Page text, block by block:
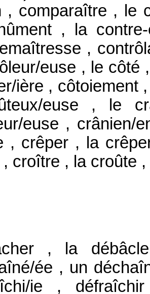
, comparaître , le
, la
,
euse , le côté
ière , côtoiement
euse , le
euse , crânien/
, crêper , la
croître , la croûte
, la
ée , un
ie ,